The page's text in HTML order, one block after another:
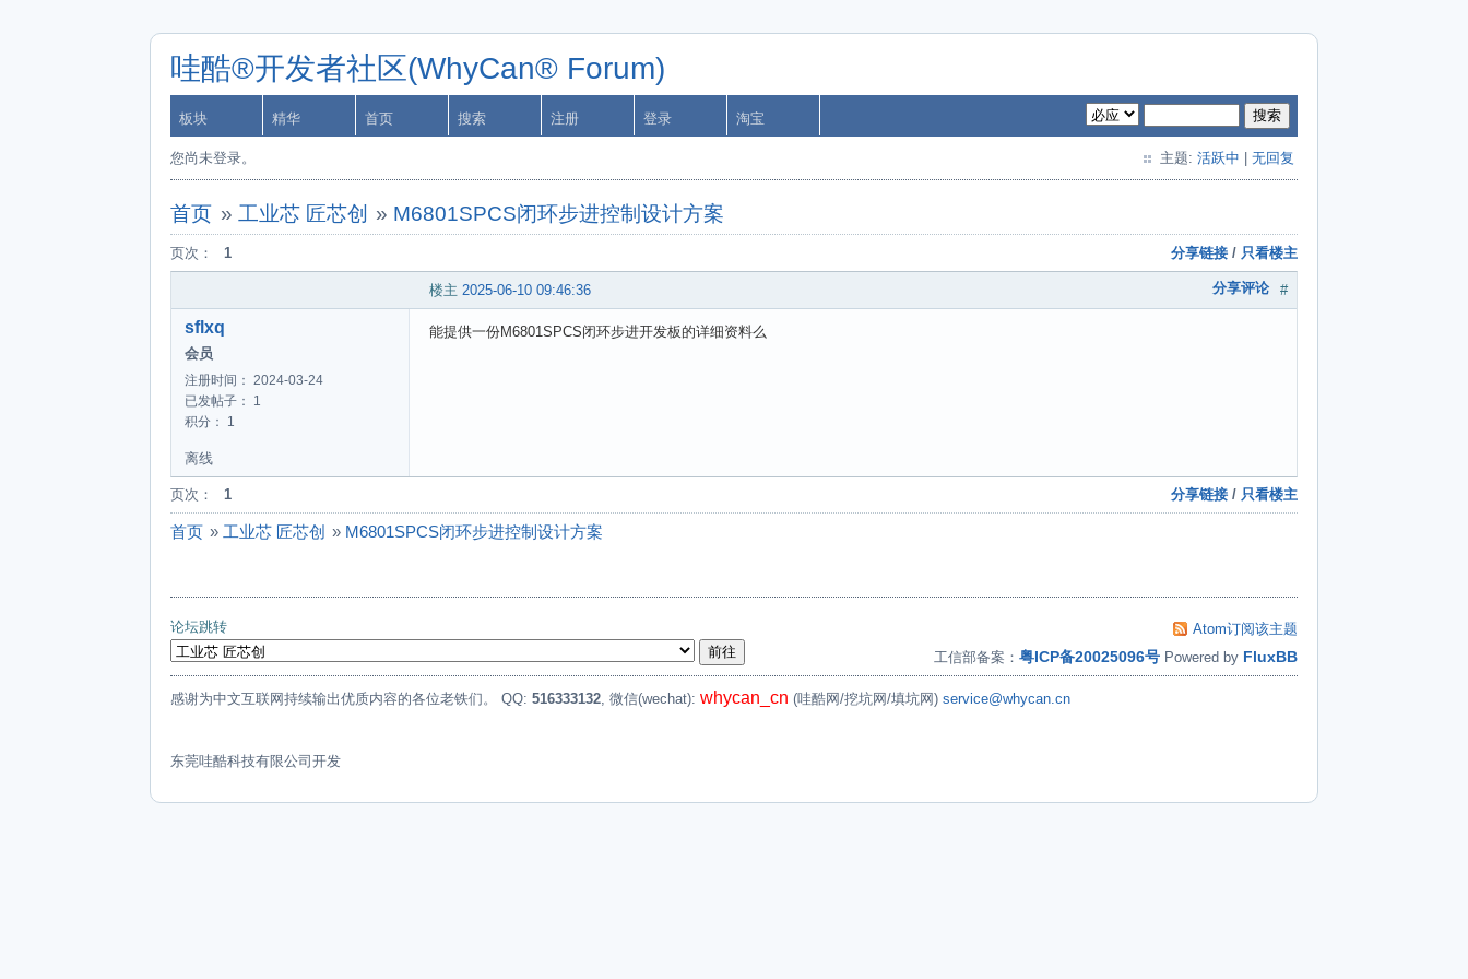
哇酷®开发者社区(WhyCan® Forum)
板块 精华 首页 搜索 注册 登录 淘宝 搜索
您尚未登录。 主题: 活跃中 无回复
首页 » 工业芯 匠芯创 » M6801SPCS闭环步进控制设计方案
页次： 1 分享链接 / 只看楼主
楼主 #
2025-06-10 09:46:36 分享评论
sflxq
会员
注册时间： 2024-03-24
已发帖子： 1
积分： 1
能提供一份M6801SPCS闭环步进开发板的详细资料么
离线
页次： 1 分享链接 / 只看楼主
首页 » 工业芯 匠芯创 » M6801SPCS闭环步进控制设计方案
论坛跳转
Atom订阅该主题
工信部备案： 粤ICP备20025096号 Powered by FluxBB
感谢为中文互联网持续输出优质内容的各位老铁们。 QQ: 516333132 , 微信(wechat): whycan_cn (哇酷网/挖坑网/填坑网) service@whycan.cn
东莞哇酷科技有限公司开发